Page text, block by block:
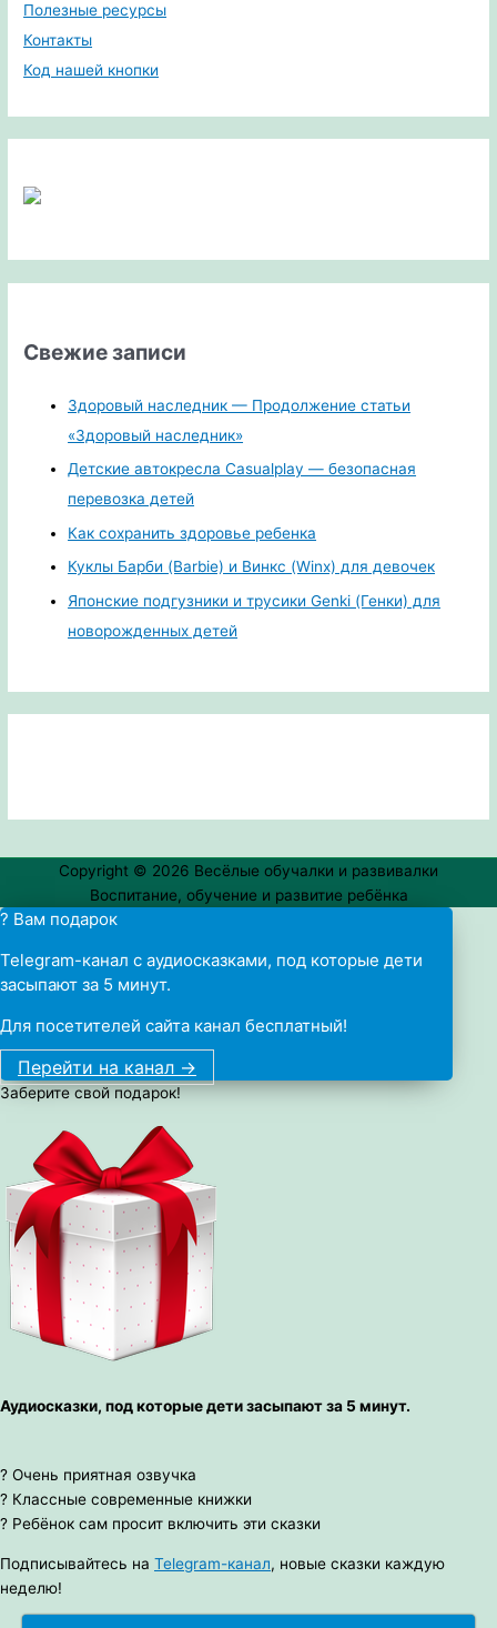
Полезные ресурсы
Контакты
Код нашей кнопки
Свежие записи
Здоровый наследник — Продолжение статьи
«Здоровый наследник»
Детские автокресла Casualplay — безопасная
перевозка детей
Как сохранить здоровье ребенка
Куклы Барби (Barbie) и Винкс (Winx) для девочек
Японские подгузники и трусики Genki (Генки) для
новорожденных детей
Copyright © 2026 Весёлые обучалки и развивалки
Воспитание, обучение и развитие ребёнка
? Вам подарок
Telegram-канал с аудиосказками, под которые дети
засыпают за 5 минут.
Для посетителей сайта канал бесплатный!
Перейти на канал ->
Заберите свой подарок!
Аудиосказки, под которые дети засыпают за 5 минут.
? Очень приятная озвучка
? Классные современные книжки
? Ребёнок сам просит включить эти сказки
Подписывайтесь на Telegram-канал, новые сказки каждую
неделю!